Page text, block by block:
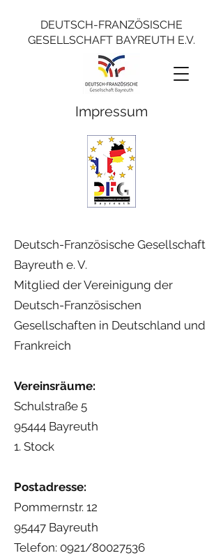
DEUTSCH-FRANZÖSISCHE
GESELLSCHAFT BAYREUTH E.V.
Impressum
Deutsch-Französische Gesellschaft
Bayreuth e. V.
Mitglied der Vereinigung der
Deutsch-Französischen
Gesellschaften in Deutschland und
Frankreich
Vereinsräume:
Schulstraße 5
95444 Bayreuth
1. Stock
Postadresse:
Pommernstr. 12
95447 Bayreuth
Telefon: 0921/80027536